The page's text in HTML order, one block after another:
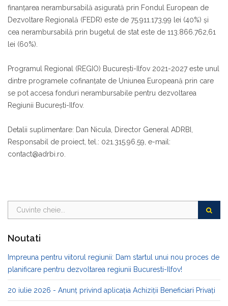
finanțarea nerambursabilă asigurată prin Fondul European de
Dezvoltare Regională (FEDR) este de 75.911.173,99 lei (40%) și
cea nerambursabilă prin bugetul de stat este de 113.866.762,61
lei (60%).
Programul Regional (REGIO) București-Ilfov 2021-2027 este unul
dintre programele cofinanțate de Uniunea Europeană prin care
se pot accesa fonduri nerambursabile pentru dezvoltarea
Regiunii București-Ilfov.
Detalii suplimentare: Dan Nicula, Director General ADRBI,
Responsabil de proiect, tel.: 021.315.96.59, e-mail:
contact@adrbi.ro.
Noutati
Impreuna pentru viitorul regiunii: Dam startul unui nou proces de
planificare pentru dezvoltarea regiunii Bucuresti-Ilfov!
20 iulie 2026 - Anunț privind aplicația Achiziții Beneficiari Privați